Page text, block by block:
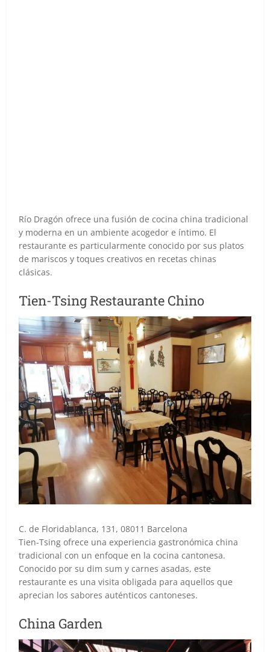
Río Dragón ofrece una fusión de cocina china tradicional
y moderna en un ambiente acogedor e íntimo. El
restaurante es particularmente conocido por sus platos
de mariscos y toques creativos en recetas chinas
clásicas.
Tien-Tsing Restaurante Chino
C. de Floridablanca, 131, 08011 Barcelona
Tien-Tsing ofrece una experiencia gastronómica china
tradicional con un enfoque en la cocina cantonesa.
Conocido por su dim sum y carnes asadas, este
restaurante es una visita obligada para aquellos que
aprecian los sabores auténticos cantoneses.
China Garden